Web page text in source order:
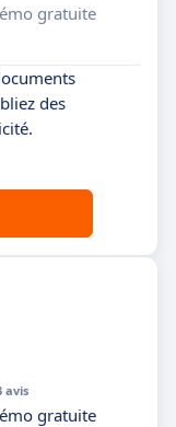
gratuite
des
avis
gratuite